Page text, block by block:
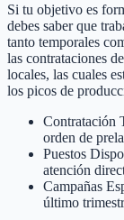
Si tu objetivo es
debes saber que
tanto temporales
las contrataciones
locales, las cuales
los picos de
Contratación
orden de
Puestos
atención
Campañas
último